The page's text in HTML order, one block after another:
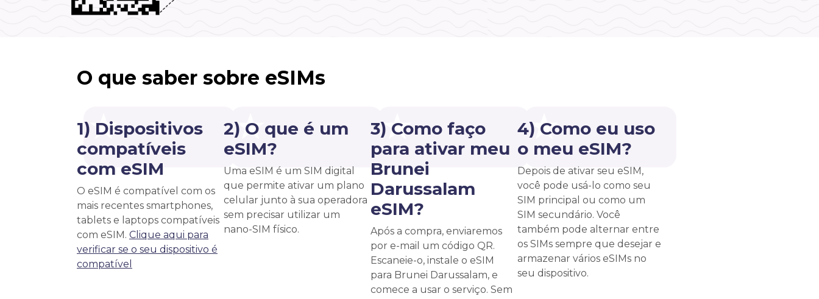
O que saber sobre eSIMs
1) Dispositivos
compatíveis
com eSIM
O eSIM é compatível com os
mais recentes smartphones,
tablets e laptops compatíveis
com eSIM. Clique aqui para
verificar se o seu dispositivo é
compatível
2) O que é um
eSIM?
Uma eSIM é um SIM digital
que permite ativar um plano
celular junto à sua operadora
sem precisar utilizar um
nano-SIM físico.
3) Como faço
para ativar meu
Brunei
Darussalam
eSIM?
Após a compra, enviaremos
por e-mail um código QR.
Escaneie-o, instale o eSIM
para Brunei Darussalam, e
comece a usar o serviço. Sem
4) Como eu uso
o meu eSIM?
Depois de ativar seu eSIM,
você pode usá-lo como seu
SIM principal ou como um
SIM secundário. Você
também pode alternar entre
os SIMs sempre que desejar e
armazenar vários eSIMs no
seu dispositivo.